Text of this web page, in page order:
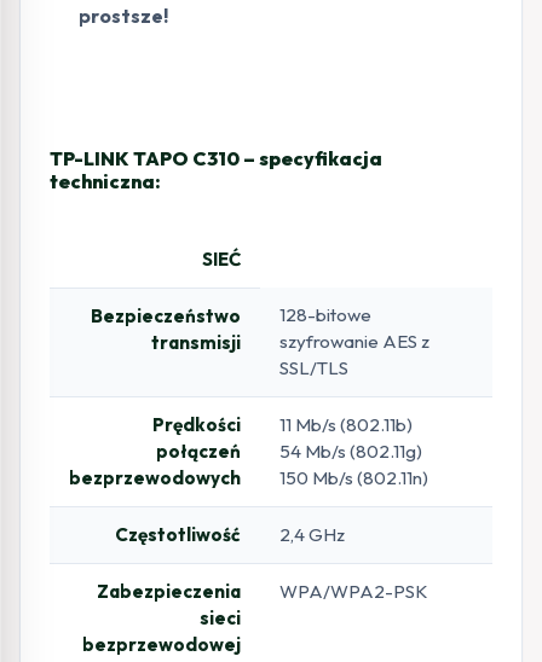
prostsze!
TP-LINK TAPO C310 – specyfikacja
techniczna:
SIEĆ
Bezpieczeństwo
transmisji
128-bitowe
szyfrowanie AES z
SSL/TLS
Prędkości
połączeń
bezprzewodowych
11 Mb/s (802.11b)
54 Mb/s (802.11g)
150 Mb/s (802.11n)
Częstotliwość 2,4 GHz
Zabezpieczenia
sieci
bezprzewodowej
WPA/WPA2-PSK